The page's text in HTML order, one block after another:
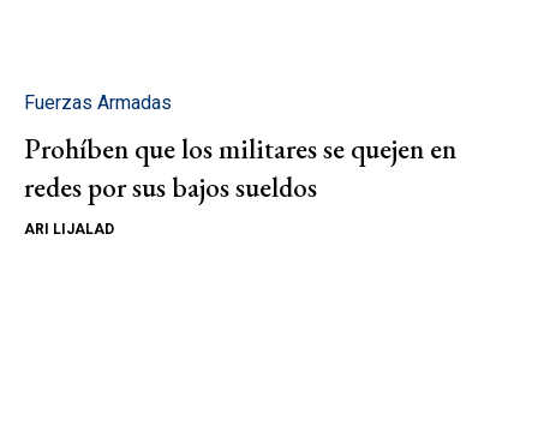
Fuerzas Armadas
Prohíben que los militares se quejen en
redes por sus bajos sueldos
ARI LIJALAD